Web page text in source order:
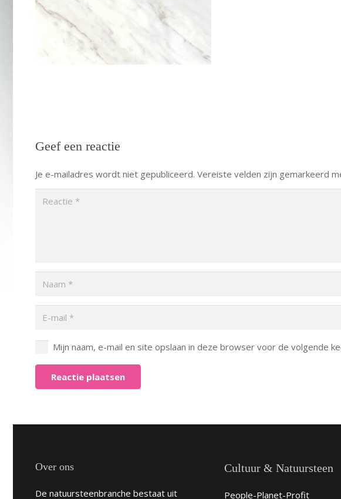
Geef een reactie
Je e-mailadres wordt niet gepubliceerd. Vereiste velden zijn gemarkeerd
Mijn naam, e-mail en site opslaan in deze browser voor de volgende
Reactie plaatsen
Over ons
De natuursteenbranche bestaat uit
Cultuur & Natuursteen
People-Planet-Profit